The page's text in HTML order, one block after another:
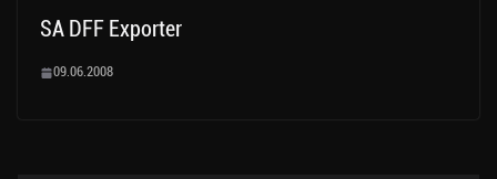
SA DFF Exporter
09.06.2008